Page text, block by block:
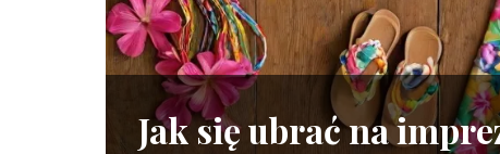
Jak się ubrać na